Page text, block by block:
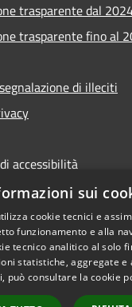
trasparente dal
trasparente fino al
di illeciti
accessibilità
inaccessibilità
Copyright
sui
cookie tecnici e
funzionamento e alla
tecnico analitico al solo
statistiche, aggregate e
può consultare la cookie